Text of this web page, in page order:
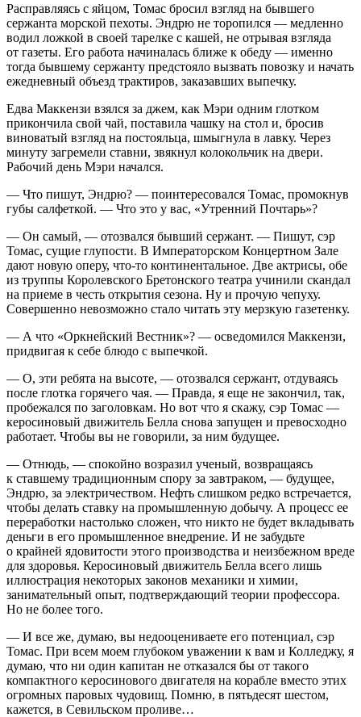
Расправляясь с яйцом, Томас бросил взгляд на бывшего
сержанта морской пехоты. Эндрю не торопился — медленно
водил ложкой в своей тарелке с кашей, не отрывая взгляда
от газеты. Его работа начиналась ближе к обеду — именно
тогда бывшему сержанту предстояло вызвать повозку и начать
ежедневный объезд трактиров, заказавших выпечку.
Едва Маккензи взялся за джем, как Мэри одним глотком
прикончила свой чай, поставила чашку на стол и, бросив
виноватый взгляд на постояльца, шмыгнула в лавку. Через
минуту загремели ставни, звякнул колокольчик на двери.
Рабочий день Мэри начался.
— Что пишут, Эндрю? — поинтересовался Томас, промокнув
губы салфеткой. — Что это у вас, «Утренний Почтарь»?
— Он самый, — отозвался бывший сержант. — Пишут, сэр
Томас, сущие глупости. В Императорском Концертном Зале
дают новую оперу, что-то континентальное. Две актрисы, обе
из труппы Королевского Бретонского театра учинили скандал
на приеме в честь открытия сезона. Ну и прочую чепуху.
Совершенно невозможно стало читать эту мерзкую газетенку.
— А что «Оркнейский Вестник»? — осведомился Маккензи,
придвигая к себе блюдо с выпечкой.
— О, эти ребята на высоте, — отозвался сержант, отдуваясь
после глотка горячего чая. — Правда, я еще не закончил, так,
пробежался по заголовкам. Но вот что я скажу, сэр Томас —
керосиновый движитель Белла снова запущен и превосходно
работает. Чтобы вы не говорили, за ним будущее.
— Отнюдь, — спокойно возразил ученый, возвращаясь
к ставшему традиционным спору за завтраком, — будущее,
Эндрю, за электричеством. Нефть слишком редко встречается,
чтобы делать ставку на промышленную добычу. А процесс ее
переработки настолько сложен, что никто не будет вкладывать
деньги в его промышленное внедрение. И не забудьте
о крайней ядовитости этого производства и неизбежном вреде
для здоровья. Керосиновый движитель Белла всего лишь
иллюстрация некоторых законов механики и химии,
занимательный опыт, подтверждающий теории профессора.
Но не более того.
— И все же, думаю, вы недооцениваете его потенциал, сэр
Томас. При всем моем глубоком уважении к вам и Колледжу, я
думаю, что ни один капитан не отказался бы от такого
компактного керосинового двигателя на корабле вместо этих
огромных паровых чудовищ. Помню, в пятьдесят шестом,
кажется, в Севильском проливе…